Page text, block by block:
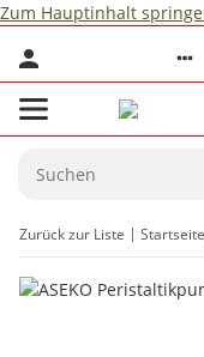
Zum Hauptinhalt
Zurück zur Liste Startseite